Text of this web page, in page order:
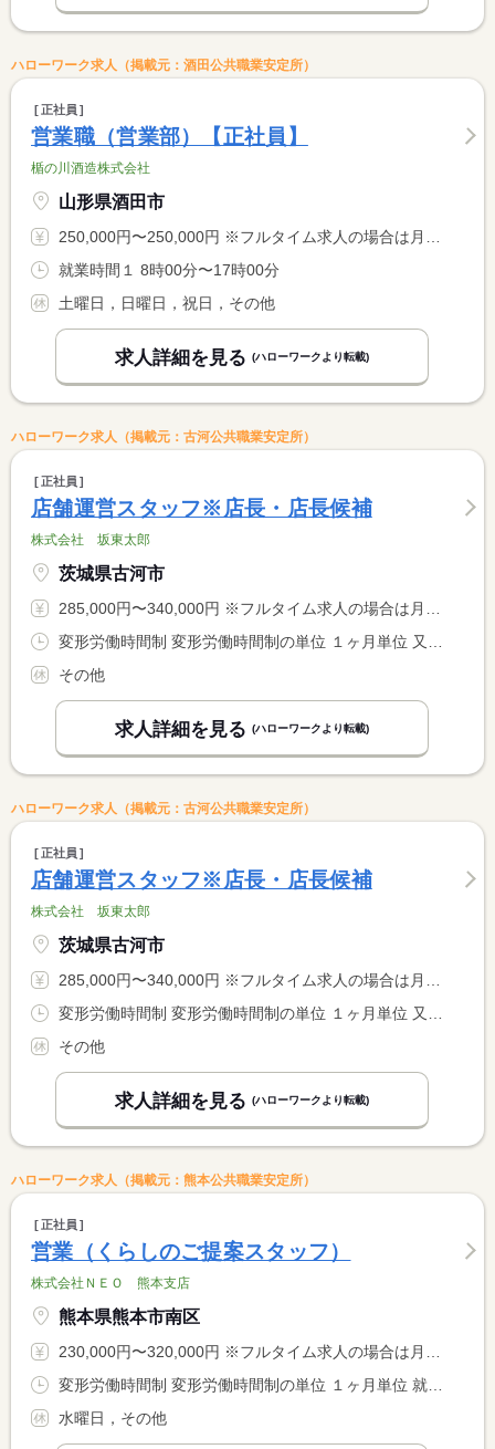
ハローワーク求人（掲載元：酒田公共職業安定所）
正社員
営業職（営業部）【正社員】
楯の川酒造株式会社
山形県酒田市
250,000円〜250,000円 ※フルタイム求人の場合は月額（換算額）、パート求人の場合は時間額を表示しています。
就業時間１ 8時00分〜17時00分
土曜日，日曜日，祝日，その他
求人詳細を見る (ハローワークより転載)
ハローワーク求人（掲載元：古河公共職業安定所）
正社員
店舗運営スタッフ※店長・店長候補
株式会社 坂東太郎
茨城県古河市
285,000円〜340,000円 ※フルタイム求人の場合は月額（換算額）、パート求人の場合は時間額を表示しています。
変形労働時間制 変形労働時間制の単位 １ヶ月単位 又は 9時00分〜22時00分の時間の間の8時間程度 就業時間に関する特記事項 勤務時間は店舗のローテーションにより決定します
その他
求人詳細を見る (ハローワークより転載)
ハローワーク求人（掲載元：古河公共職業安定所）
正社員
店舗運営スタッフ※店長・店長候補
株式会社 坂東太郎
茨城県古河市
285,000円〜340,000円 ※フルタイム求人の場合は月額（換算額）、パート求人の場合は時間額を表示しています。
変形労働時間制 変形労働時間制の単位 １ヶ月単位 又は 9時00分〜22時00分の時間の間の8時間程度 就業時間に関する特記事項 勤務時間は店舗のローテーションにより決定します
その他
求人詳細を見る (ハローワークより転載)
ハローワーク求人（掲載元：熊本公共職業安定所）
正社員
営業（くらしのご提案スタッフ）
株式会社ＮＥＯ 熊本支店
熊本県熊本市南区
230,000円〜320,000円 ※フルタイム求人の場合は月額（換算額）、パート求人の場合は時間額を表示しています。
変形労働時間制 変形労働時間制の単位 １ヶ月単位 就業時間１ 10時00分〜19時30分
水曜日，その他